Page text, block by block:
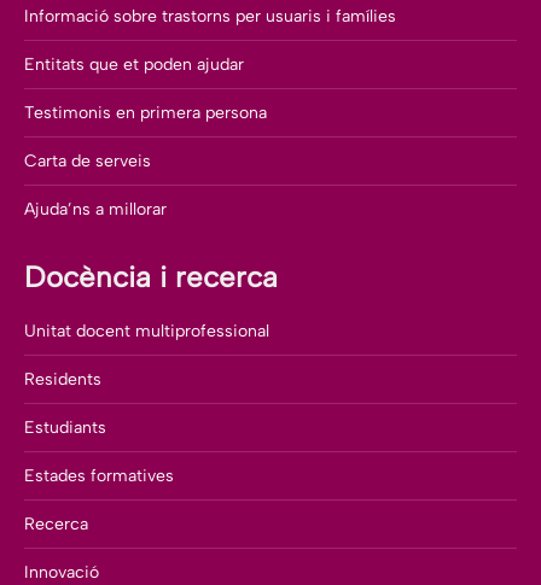
Informació sobre trastorns per usuaris i famílies
Entitats que et poden ajudar
Testimonis en primera persona
Carta de serveis
Ajuda’ns a millorar
Docència i recerca
Unitat docent multiprofessional
Residents
Estudiants
Estades formatives
Recerca
Innovació